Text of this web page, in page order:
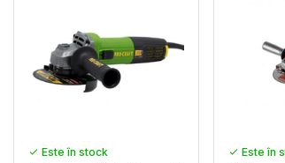
Este în stock Este în